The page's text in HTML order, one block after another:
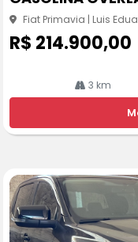
Fiat Primavia | Luis
R$ 214.900,00
3 km